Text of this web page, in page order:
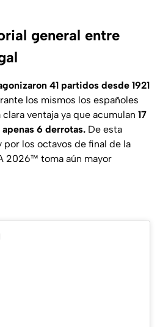
general entre
41 partidos desde 1921
los mismos los españoles
ventaja ya que acumulan 17
6 derrotas. De esta
por los octavos de final de la
2026™ toma aún mayor